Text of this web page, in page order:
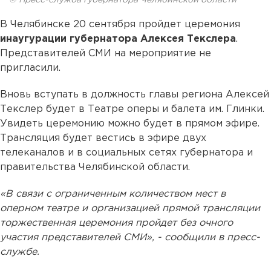
В Челябинске 20 сентября пройдет церемония
инаугурации губернатора Алексея Текслера.
Представителей СМИ на мероприятие не
пригласили.
Вновь вступать в должность главы региона Алексей
Текслер будет в Театре оперы и балета им. Глинки.
Увидеть церемонию можно будет в прямом эфире.
Трансляция будет вестись в эфире двух
телеканалов и в социальных сетях губернатора и
правительства Челябинской области.
«В связи с ограниченным количеством мест в
оперном театре и организацией прямой трансляции
торжественная церемония пройдет без очного
участия представителей СМИ», - сообщили в пресс-
службе.